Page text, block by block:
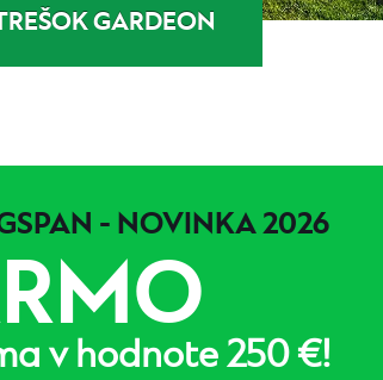
GARDEON
- NOVINKA 2026
v hodnote 250 €!